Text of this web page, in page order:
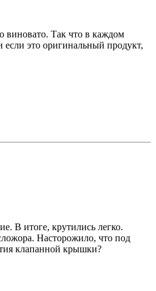
виновато. Так что в каждом
если это оригинальный продукт,
В итоге, крутились легко.
Насторожило, что под
клапанной крышки?